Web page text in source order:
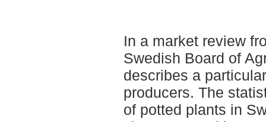
In a market review
Swedish Board of
describes a
producers. The
of potted plants in